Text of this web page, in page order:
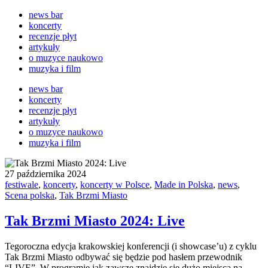
news bar
koncerty
recenzje płyt
artykuły
o muzyce naukowo
muzyka i film
news bar
koncerty
recenzje płyt
artykuły
o muzyce naukowo
muzyka i film
27 października 2024
festiwale, koncerty, koncerty w Polsce, Made in Polska, news,
Scena polska, Tak Brzmi Miasto
Tak Brzmi Miasto 2024: Live
Tegoroczna edycja krakowskiej konferencji (i showcase’u) z cyklu
Tak Brzmi Miasto odbywać się będzie pod hasłem przewodnik